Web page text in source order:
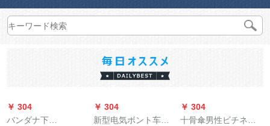
￥ 304
バンダナ下
￥ 304
新型电気ボント车の
￥ 304
十骨傘男性ビチネス